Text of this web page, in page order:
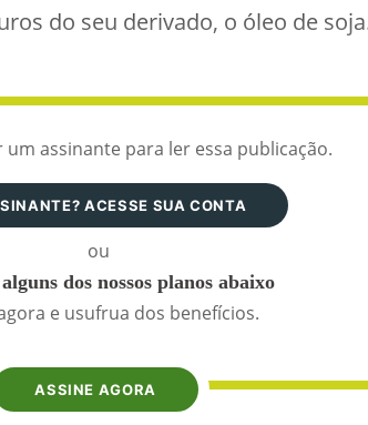
do seu derivado, o óleo de
um assinante para ler essa publicação.
ACESSE SUA CONTA
ou
dos nossos planos abaixo
e usufrua dos benefícios.
ASSINE AGORA